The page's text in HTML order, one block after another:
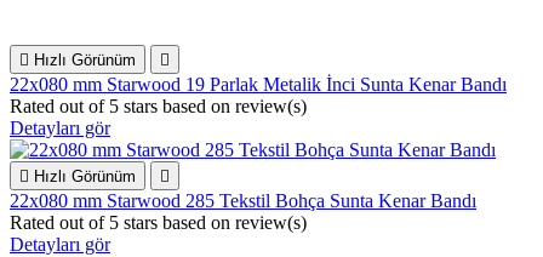
 Hızlı Görünüm 
22x080 mm Starwood 19 Parlak Metalik İnci Sunta Kenar Bandı
Rated out of 5 stars based on review(s)
Detayları gör
 Hızlı Görünüm 
22x080 mm Starwood 285 Tekstil Bohça Sunta Kenar Bandı
Rated out of 5 stars based on review(s)
Detayları gör